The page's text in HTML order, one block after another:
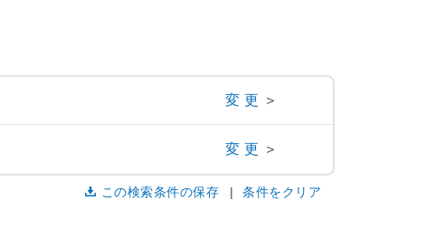
変更 ＞
変更 ＞
この検索条件の保存 条件をクリア